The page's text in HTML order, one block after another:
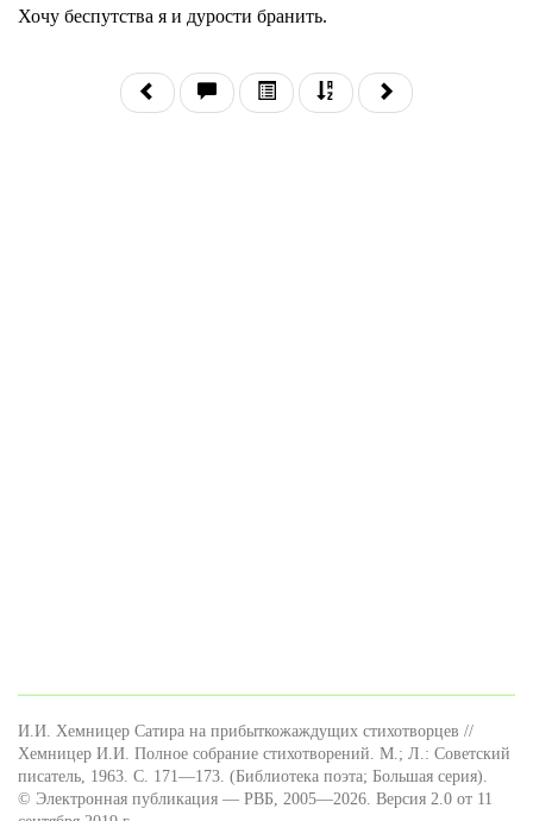
Хочу беспутства я и дурости бранить.
И.И. Хемницер Сатира на прибыткожаждущих стихотворцев //
Хемницер И.И. Полное собрание стихотворений. М.; Л.: Советский
писатель, 1963. С. 171—173. (Библиотека поэта; Большая серия).
© Электронная публикация — РВБ, 2005—2026. Версия 2.0 от 11